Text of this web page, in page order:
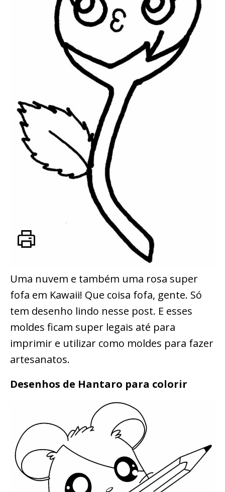
Uma nuvem e também uma rosa super
fofa em Kawaii! Que coisa fofa, gente. Só
tem desenho lindo nesse post. E esses
moldes ficam super legais até para
imprimir e utilizar como moldes para fazer
artesanatos.
Desenhos de Hantaro para colorir